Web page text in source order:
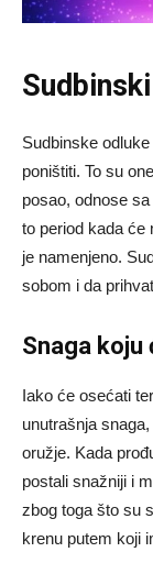
Sudbinske
poništiti. To su
posao, odnose
to period kada će
je namenjeno.
sobom i da
Snaga koju
Iako će osećati
unutrašnja
oružje. Kada
postali snažniji i
zbog toga što su
krenu putem koji